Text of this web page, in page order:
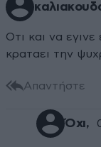
Οτι και να
κραταει την
Απαντήστε
Όχι,